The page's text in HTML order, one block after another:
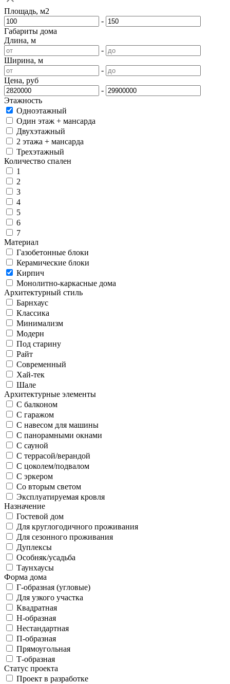
Площадь, м2
-
Габариты дома
Длина, м
-
Ширина, м
-
Цена, руб
-
Этажность
Одноэтажный
Один этаж + мансарда
Двухэтажный
2 этажа + мансарда
Трехэтажный
Количество спален
1
2
3
4
5
6
7
Материал
Газобетонные блоки
Керамические блоки
Кирпич
Монолитно-каркасные дома
Архитектурный стиль
Барнхаус
Классика
Минимализм
Модерн
Под старину
Райт
Современный
Хай-тек
Шале
Архитектурные элементы
С балконом
С гаражом
С навесом для машины
С панорамными окнами
С сауной
С террасой/верандой
С цоколем/подвалом
С эркером
Со вторым светом
Эксплуатируемая кровля
Назначение
Гостевой дом
Для круглогодичного проживания
Для сезонного проживания
Дуплексы
Особняк/усадьба
Таунхаусы
Форма дома
Г-образная (угловые)
Для узкого участка
Квадратная
Н-образная
Нестандартная
П-образная
Прямоугольная
Т-образная
Статус проекта
Проект в разработке